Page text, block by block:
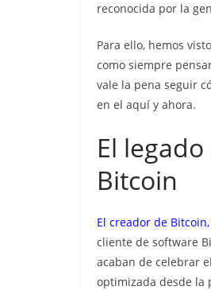
reconocida por la
Para ello, hemos
como siempre
vale la pena seguir
en el aquí y ahora.
El
Bitcoin
El creador de
cliente de software
acaban de celebrar
optimizada desde la